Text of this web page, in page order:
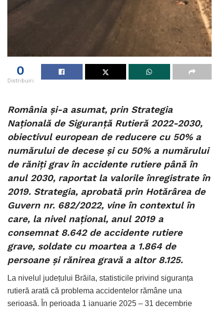
0
Distribuiri
România și-a asumat, prin Strategia
Națională de Siguranță Rutieră 2022-2030,
obiectivul european de reducere cu 50% a
numărului de decese și cu 50% a numărului
de răniți grav în accidente rutiere până în
anul 2030, raportat la valorile înregistrate în
2019. Strategia, aprobată prin Hotărârea de
Guvern nr. 682/2022, vine în contextul în
care, la nivel național, anul 2019 a
consemnat 8.642 de accidente rutiere
grave, soldate cu moartea a 1.864 de
persoane și rănirea gravă a altor 8.125.
La nivelul județului Brăila, statisticile privind siguranța
rutieră arată că problema accidentelor rămâne una
serioasă. În perioada 1 ianuarie 2025 – 31 decembrie